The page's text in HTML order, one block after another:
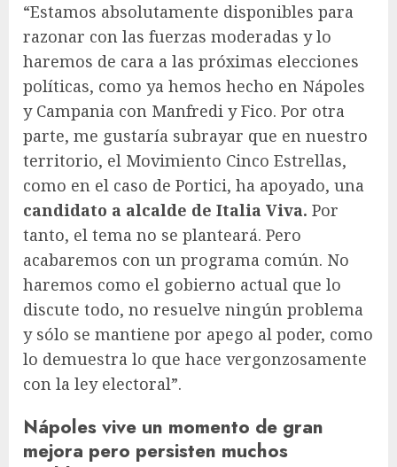
“Estamos absolutamente disponibles para
razonar con las fuerzas moderadas y lo
haremos de cara a las próximas elecciones
políticas, como ya hemos hecho en Nápoles
y Campania con Manfredi y Fico. Por otra
parte, me gustaría subrayar que en nuestro
territorio, el Movimiento Cinco Estrellas,
como en el caso de Portici, ha apoyado, una
candidato a alcalde de Italia Viva. Por
tanto, el tema no se planteará. Pero
acabaremos con un programa común. No
haremos como el gobierno actual que lo
discute todo, no resuelve ningún problema
y sólo se mantiene por apego al poder, como
lo demuestra lo que hace vergonzosamente
con la ley electoral”.
Nápoles vive un momento de gran
mejora pero persisten muchos